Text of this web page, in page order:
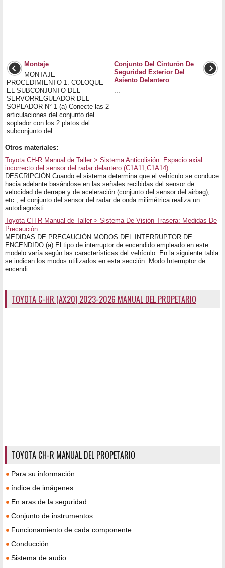
Montaje
MONTAJE
PROCEDIMIENTO 1. COLOQUE
EL SUBCONJUNTO DEL
SERVORREGULADOR DEL
SOPLADOR N° 1 (a) Conecte las 2
articulaciones del conjunto del
soplador con los 2 platos del
subconjunto del ...
Conjunto Del Cinturón De
Seguridad Exterior Del
Asiento Delantero
...
Otros materiales:
Toyota CH-R Manual de Taller > Sistema Anticolisión: Espacio axial
incorrecto del sensor del radar delantero (C1A11,C1A14)
DESCRIPCIÓN Cuando el sistema determina que el vehículo se conduce
hacia adelante basándose en las señales recibidas del sensor de
velocidad de derrape y de aceleración (conjunto del sensor del airbag),
etc., el conjunto del sensor del radar de onda milimétrica realiza un
autodiagnósti ...
Toyota CH-R Manual de Taller > Sistema De Visión Trasera: Medidas De
Precaución
MEDIDAS DE PRECAUCIÓN MODOS DEL INTERRUPTOR DE
ENCENDIDO (a) El tipo de interruptor de encendido empleado en este
modelo varía según las características del vehículo. En la siguiente tabla
se indican los modos utilizados en esta sección. Modo Interruptor de
encendi ...
TOYOTA C-HR (AX20) 2023-2026 MANUAL DEL PROPETARIO
TOYOTA CH-R MANUAL DEL PROPETARIO
Para su información
índice de imágenes
En aras de la seguridad
Conjunto de instrumentos
Funcionamiento de cada componente
Conducción
Sistema de audio